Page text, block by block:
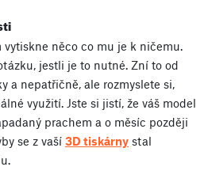
vytiskne něco co mu je k ničemu.
jestli je to nutné. Zní to od
a nepatřičně, ale rozmyslete si,
využití. Jste si jistí, že váš model
prachem a o měsíc později
se z vaší 3D tiskárny stal